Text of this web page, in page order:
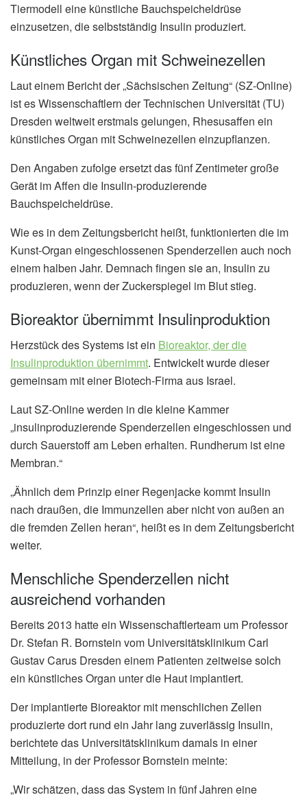
Tiermodell eine künstliche Bauchspeicheldrüse
einzusetzen, die selbstständig Insulin produziert.
Künstliches Organ mit Schweinezellen
Laut einem Bericht der „Sächsischen Zeitung“ (SZ-Online)
ist es Wissenschaftlern der Technischen Universität (TU)
Dresden weltweit erstmals gelungen, Rhesusaffen ein
künstliches Organ mit Schweinezellen einzupflanzen.
Den Angaben zufolge ersetzt das fünf Zentimeter große
Gerät im Affen die Insulin-produzierende
Bauchspeicheldrüse.
Wie es in dem Zeitungsbericht heißt, funktionierten die im
Kunst-Organ eingeschlossenen Spenderzellen auch noch
einem halben Jahr. Demnach fingen sie an, Insulin zu
produzieren, wenn der Zuckerspiegel im Blut stieg.
Bioreaktor übernimmt Insulinproduktion
Herzstück des Systems ist ein Bioreaktor, der die
Insulinproduktion übernimmt. Entwickelt wurde dieser
gemeinsam mit einer Biotech-Firma aus Israel.
Laut SZ-Online werden in die kleine Kammer
„insulinproduzierende Spenderzellen eingeschlossen und
durch Sauerstoff am Leben erhalten. Rundherum ist eine
Membran.“
„Ähnlich dem Prinzip einer Regenjacke kommt Insulin
nach draußen, die Immunzellen aber nicht von außen an
die fremden Zellen heran“, heißt es in dem Zeitungsbericht
weiter.
Menschliche Spenderzellen nicht
ausreichend vorhanden
Bereits 2013 hatte ein Wissenschaftlerteam um Professor
Dr. Stefan R. Bornstein vom Universitätsklinikum Carl
Gustav Carus Dresden einem Patienten zeitweise solch
ein künstliches Organ unter die Haut implantiert.
Der implantierte Bioreaktor mit menschlichen Zellen
produzierte dort rund ein Jahr lang zuverlässig Insulin,
berichtete das Universitätsklinikum damals in einer
Mitteilung, in der Professor Bornstein meinte:
„Wir schätzen, dass das System in fünf Jahren eine